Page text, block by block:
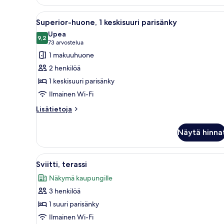
Avaa
kaikki
huonetyypin
Superior-
huone,
1
keskisuuri
parisänky
kuvat
Moderni kylpyhuone, jossa
4
Superior-huone, 1 keskisuuri parisänky
9,29,2 kautta 10
Upea
73 arvostelua
(73
arvostelua)
1 makuuhuone
2 henkilöä
1 keskisuuri parisänky
Ilmainen Wi-Fi
Lisätietoja
Lisätietoja
1
keskisuuri
parisänky
Näytä
Avaa
kaikki
huonetyypin
Sviitti,
terassi
kuvat
Moderni hotellihuone, jossa
4
Sviitti, terassi
Näkymä kaupungille
3 henkilöä
1 suuri parisänky
Ilmainen Wi-Fi